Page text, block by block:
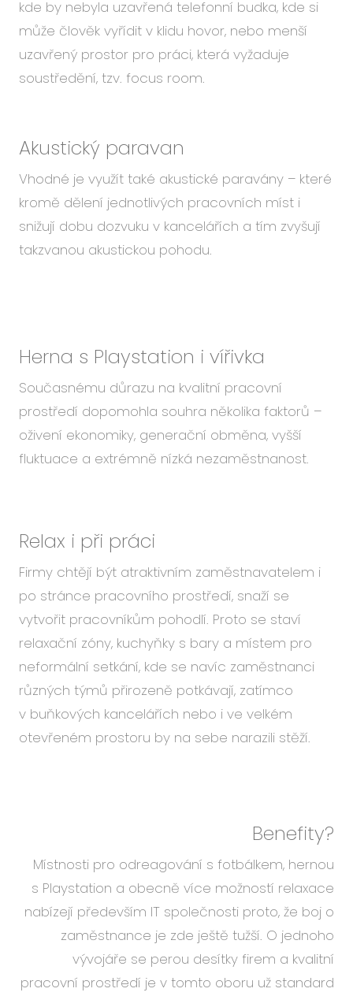
kde by nebyla uzavřená telefonní budka, kde si
může člověk vyřídit v klidu hovor, nebo menší
uzavřený prostor pro práci, která vyžaduje
soustředění, tzv. focus room.
Akustický paravan
Vhodné je využít také akustické paravány – které
kromě dělení jednotlivých pracovních míst i
snižují dobu dozvuku v kancelářích a tím zvyšují
takzvanou akustickou pohodu.
Herna s Playstation i vířivka
Současnému důrazu na kvalitní pracovní
prostředí dopomohla souhra několika faktorů –
oživení ekonomiky, generační obměna, vyšší
fluktuace a extrémně nízká nezaměstnanost.
Relax i při práci
Firmy chtějí být atraktivním zaměstnavatelem i
po stránce pracovního prostředí, snaží se
vytvořit pracovníkům pohodlí. Proto se staví
relaxační zóny, kuchyňky s bary a místem pro
neformální setkání, kde se navíc zaměstnanci
různých týmů přirozeně potkávají, zatímco
v buňkových kancelářích nebo i ve velkém
otevřeném prostoru by na sebe narazili stěží.
Benefity?
Místnosti pro odreagování s fotbálkem, hernou
s Playstation a obecně více možností relaxace
nabízejí především IT společnosti proto, že boj o
zaměstnance je zde ještě tužší. O jednoho
vývojáře se perou desítky firem a kvalitní
pracovní prostředí je v tomto oboru už standard